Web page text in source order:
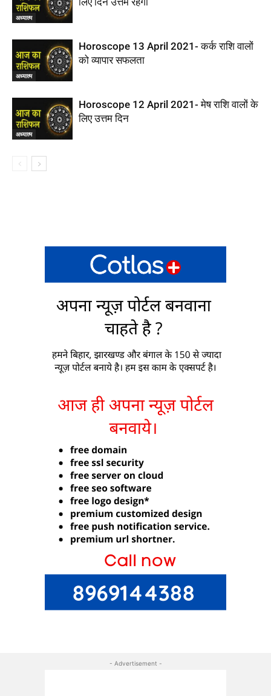
अध्यात्म
अध्यात्म
Horoscope 13 April 2021- कर्क राशि वालों
को व्यापार सफलता
अध्यात्म
Horoscope 12 April 2021- मेष राशि वालों के
लिए उत्तम दिन
- Advertisement -